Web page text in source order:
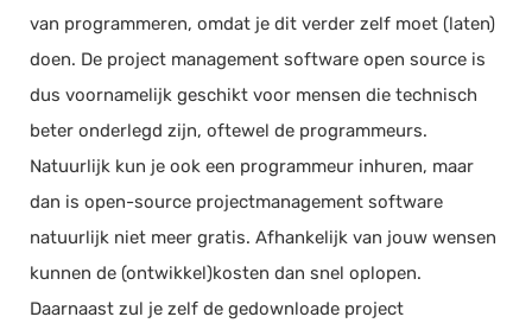
van programmeren, omdat je dit verder zelf moet (laten)
doen. De project management software open source is
dus voornamelijk geschikt voor mensen die technisch
beter onderlegd zijn, oftewel de programmeurs.
Natuurlijk kun je ook een programmeur inhuren, maar
dan is open-source projectmanagement software
natuurlijk niet meer gratis. Afhankelijk van jouw wensen
kunnen de (ontwikkel)kosten dan snel oplopen.
Daarnaast zul je zelf de gedownloade project